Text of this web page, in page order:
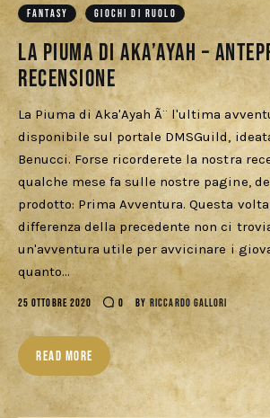
FANTASY GIOCHI DI RUOLO
La Piuma di Aka’Ayah –
recensione
La Piuma di Aka'Ayah Ã¨ l'ultima
disponibile sul portale DMSGuild,
Benucci. Forse ricorderete la nostra
qualche mese fa sulle nostre pagine,
prodotto: Prima Avventura. Questa
differenza della precedente non ci
un'avventura utile per avvicinare i
quanto…
25 OTTOBRE 2020 0 BY RICCARDO GALLORI
READ MORE